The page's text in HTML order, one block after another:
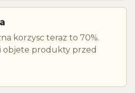
korzysc teraz to 70%.
objete produkty przed